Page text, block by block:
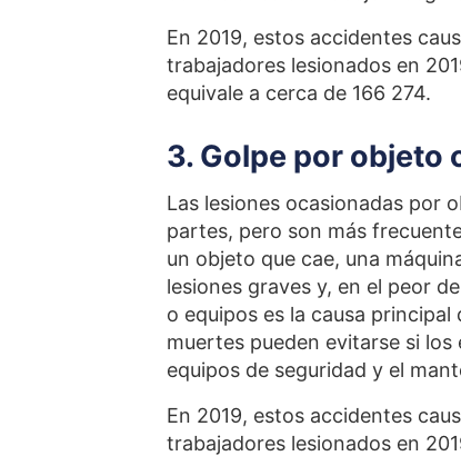
En 2019, estos accidentes
trabajadores lesionados en
equivale a cerca de 166 274.
3. Golpe por objeto
Las lesiones ocasionadas por
partes, pero son más
un objeto que cae, una
lesiones graves y, en el peor
o equipos es la causa
muertes pueden evitarse si
equipos de seguridad y el
En 2019, estos accidentes
trabajadores lesionados en